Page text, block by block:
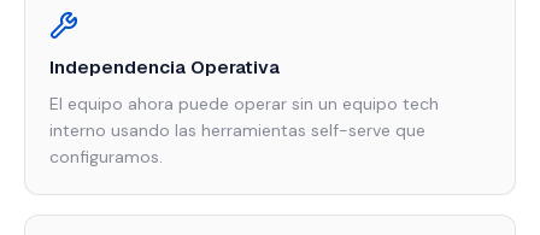
Independencia Operativa
El equipo ahora puede operar sin un equipo tech
interno usando las herramientas self-serve que
configuramos.